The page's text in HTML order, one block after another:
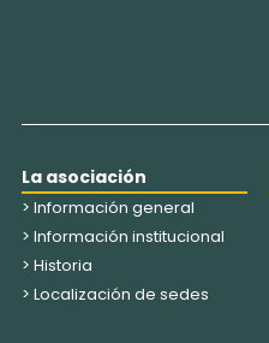
La asociación
> Información general
> Información institucional
> Historia
> Localización de sedes